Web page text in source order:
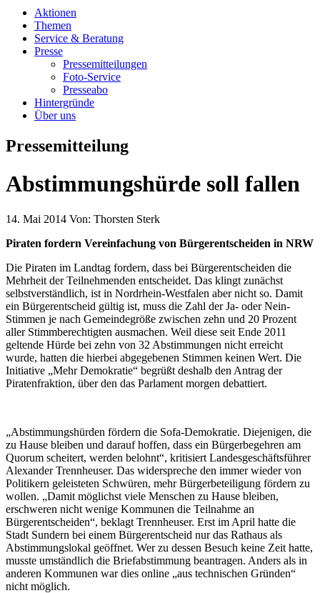
Aktionen
Themen
Service & Beratung
Presse
Pressemitteilungen
Foto-Service
Presseabo
Hintergründe
Über uns
Pressemitteilung
Abstimmungshürde soll fallen
14. Mai 2014 Von: Thorsten Sterk
Piraten fordern Vereinfachung von Bürgerentscheiden in NRW
Die Piraten im Landtag fordern, dass bei Bürgerentscheiden die
Mehrheit der Teilnehmenden entscheidet. Das klingt zunächst
selbstverständlich, ist in Nordrhein-Westfalen aber nicht so. Damit
ein Bürgerentscheid gültig ist, muss die Zahl der Ja- oder Nein-
Stimmen je nach Gemeindegröße zwischen zehn und 20 Prozent
aller Stimmberechtigten ausmachen. Weil diese seit Ende 2011
geltende Hürde bei zehn von 32 Abstimmungen nicht erreicht
wurde, hatten die hierbei abgegebenen Stimmen keinen Wert. Die
Initiative „Mehr Demokratie“ begrüßt deshalb den Antrag der
Piratenfraktion, über den das Parlament morgen debattiert.
„Abstimmungshürden fördern die Sofa-Demokratie. Diejenigen, die
zu Hause bleiben und darauf hoffen, dass ein Bürgerbegehren am
Quorum scheitert, werden belohnt“, kritisiert Landesgeschäftsführer
Alexander Trennheuser. Das widerspreche den immer wieder von
Politikern geleisteten Schwüren, mehr Bürgerbeteiligung fördern zu
wollen. „Damit möglichst viele Menschen zu Hause bleiben,
erschweren nicht wenige Kommunen die Teilnahme an
Bürgerentscheiden“, beklagt Trennheuser. Erst im April hatte die
Stadt Sundern bei einem Bürgerentscheid nur das Rathaus als
Abstimmungslokal geöffnet. Wer zu dessen Besuch keine Zeit hatte,
musste umständlich die Briefabstimmung beantragen. Anders als in
anderen Kommunen war dies online „aus technischen Gründen“
nicht möglich.